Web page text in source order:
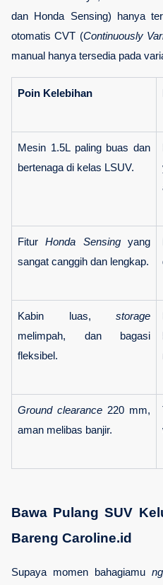
dan Honda Sensing) hanya
otomatis CVT (Continuously
manual hanya tersedia pada
Poin Kelebihan
Mesin 1.5L paling buas dan
bertenaga di kelas LSUV.
Fitur Honda Sensing yang
sangat canggih dan lengkap.
Kabin luas, storage
melimpah, dan bagasi
fleksibel.
Ground clearance 220 mm,
aman melibas banjir.
Bawa Pulang SUV
Bareng Caroline.id
Supaya momen bahagiamu